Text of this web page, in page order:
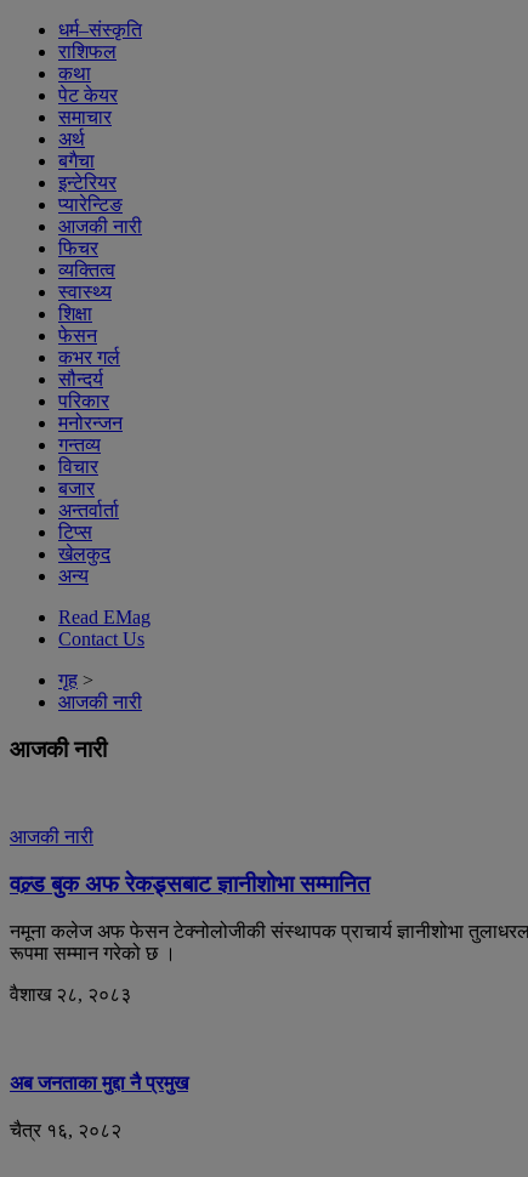
धर्म–संस्कृति
राशिफल
कथा
पेट केयर
समाचार
अर्थ
बगैचा
इन्टेरियर
प्यारेन्टिङ
आजकी नारी
फिचर
व्यक्तित्व
स्वास्थ्य
शिक्षा
फेसन
कभर गर्ल
सौन्दर्य
परिकार
मनोरन्जन
गन्तव्य
विचार
बजार
अन्तर्वार्ता
टिप्स
खेलकुद
अन्य
Read EMag
Contact Us
गृह >
आजकी नारी
आजकी नारी
आजकी नारी
वल्र्ड बुक अफ रेकड्र्सबाट ज्ञानीशोभा सम्मानित
नमूना कलेज अफ फेसन टेक्नोलोजीकी संस्थापक प्राचार्य ज्ञानीशोभा
रूपमा सम्मान गरेको छ ।
वैशाख २८, २०८३
अब जनताका मुद्दा नै प्रमुख
चैत्र १६, २०८२